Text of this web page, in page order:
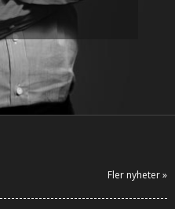
Fler nyheter »